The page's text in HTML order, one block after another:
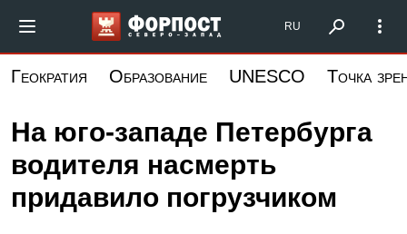
основному
Форпост Северо-Запад
RU
Геократия Образование UNESCO Точка
На юго-западе Петербурга
водителя насмерть
придавило погрузчиком